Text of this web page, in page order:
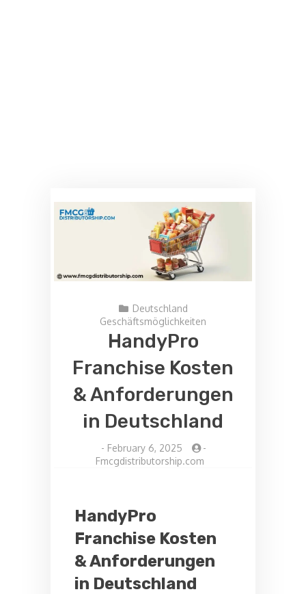
Deutschland
Geschäftsmöglichkeiten
HandyPro
Franchise Kosten
& Anforderungen
in Deutschland
- February 6, 2025
-
Fmcgdistributorship.com
HandyPro
Franchise Kosten
& Anforderungen
in Deutschland